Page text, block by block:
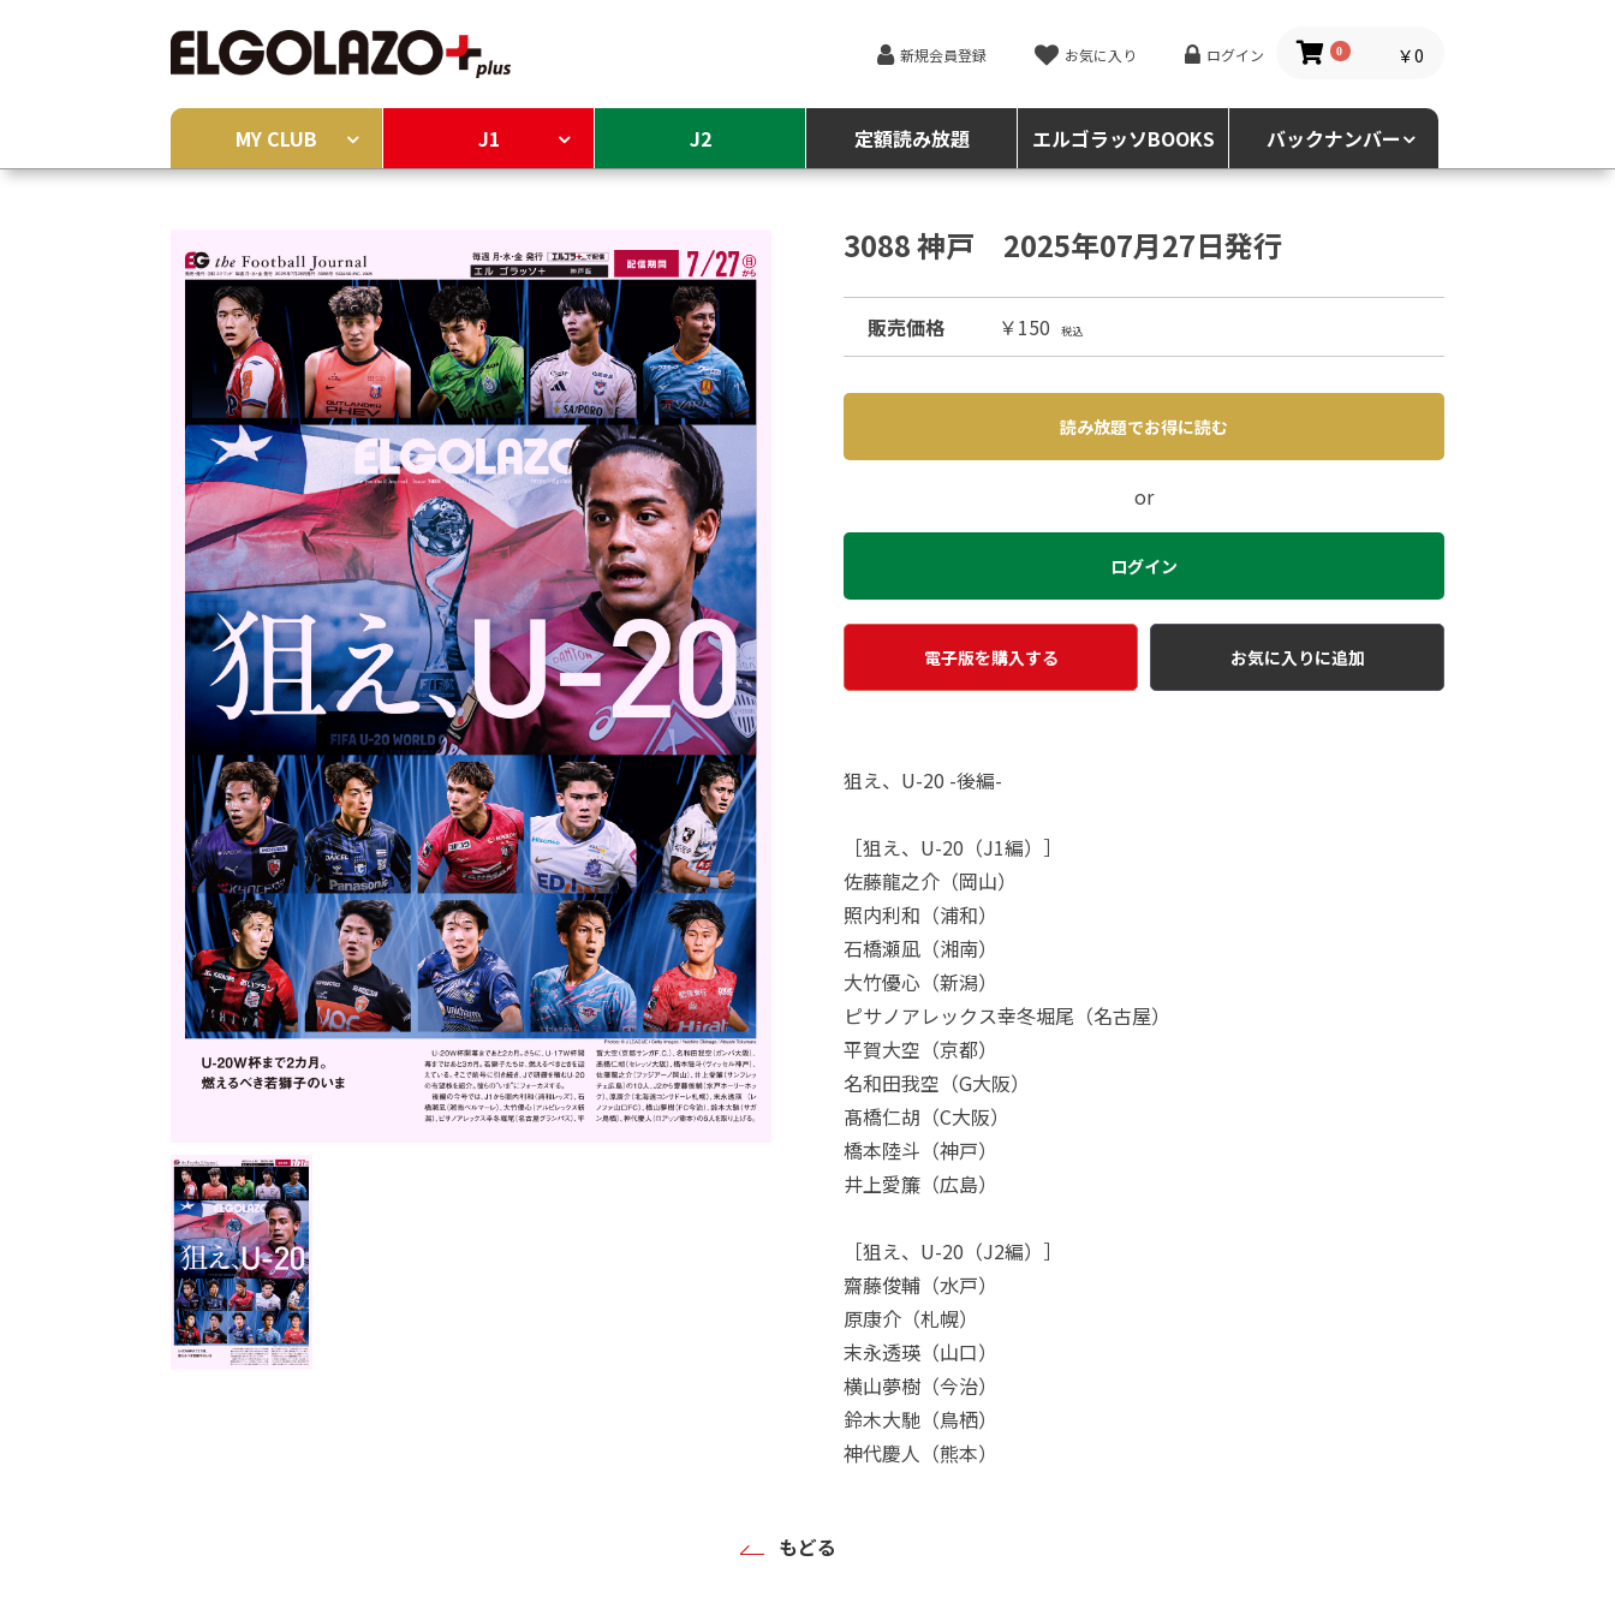
新規会員登録 お気に入り ログイン 0 ￥0
MY CLUB J1 J2 定額読み放題 エルゴラッソBOOKS バックナンバー
3088 神戸 2025年07月27日発行
販売価格 ￥150 税込
読み放題でお得に読む
or
ログイン
電子版を購入する お気に入りに追加
狙え、U-20 -後編-
［狙え、U-20（J1編）］
佐藤龍之介（岡山）
照内利和（浦和）
石橋瀬凪（湘南）
大竹優心（新潟）
ピサノアレックス幸冬堀尾（名古屋）
平賀大空（京都）
名和田我空（G大阪）
髙橋仁胡（C大阪）
橋本陸斗（神戸）
井上愛簾（広島）
［狙え、U-20（J2編）］
齋藤俊輔（水戸）
原康介（札幌）
末永透瑛（山口）
横山夢樹（今治）
鈴木大馳（鳥栖）
神代慶人（熊本）
もどる